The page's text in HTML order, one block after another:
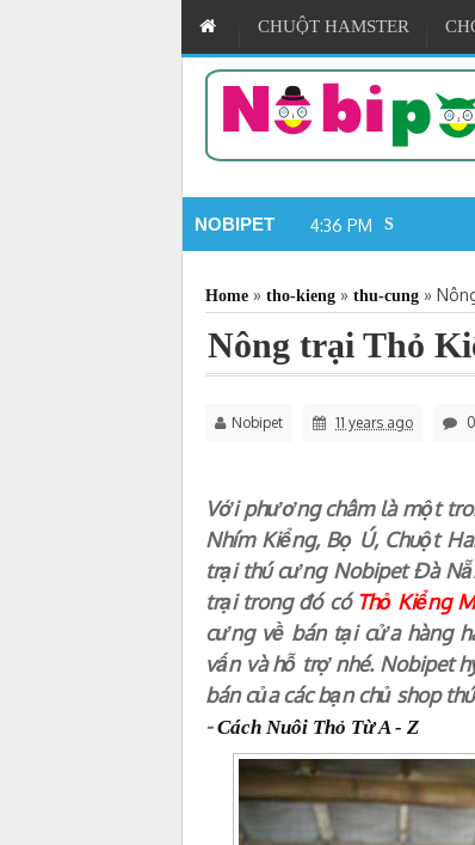
CHUỘT HAMSTER
NOBIPET 4:36 PM Shop
Home » tho-kieng » thu-cung »
Nông trại Thỏ
Nobipet 11 years ago
Với phương châm là một
Nhím Kiểng, Bọ Ú, Chuột
trại thú cưng Nobipet Đà
trại trong đó cóThỏ Kiểng
cưng về bán tại cửa hàng
vấn và hỗ trợ nhé. Nobipet
bán của các bạn chủ shop
-Cách Nuôi Thỏ Từ A - Z